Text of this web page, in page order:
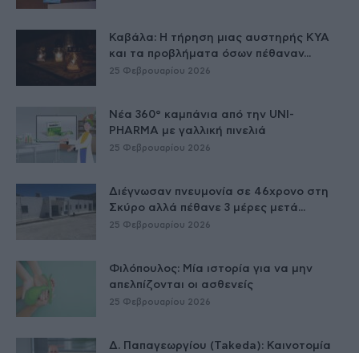
Καβάλα: Η τήρηση μιας αυστηρής ΚΥΑ
και τα προβλήματα όσων πέθαναν...
25 Φεβρουαρίου 2026
Νέα 360° καμπάνια από την UNI-
PHARMA με γαλλική πινελιά
25 Φεβρουαρίου 2026
Διέγνωσαν πνευμονία σε 46χρονο στη
Σκύρο αλλά πέθανε 3 μέρες μετά...
25 Φεβρουαρίου 2026
Φιλόπουλος: Μία ιστορία για να μην
απελπίζονται οι ασθενείς
25 Φεβρουαρίου 2026
Δ. Παπαγεωργίου (Takeda): Καινοτομία